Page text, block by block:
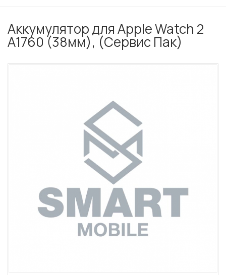
Аккумулятор для Apple Watch 2
A1760 (38мм), (Сервис Пак)